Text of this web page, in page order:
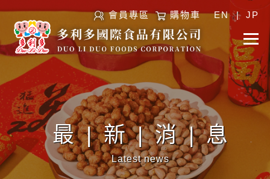
會員專區 購物車 EN | JP
最|新|消|息
Latest news